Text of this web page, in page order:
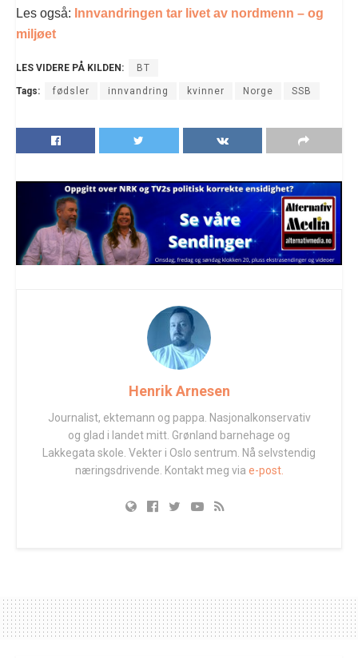
Les også: Innvandringen tar livet av nordmenn – og
miljøet
LES VIDERE PÅ KILDEN: BT
Tags: fødsler innvandring kvinner Norge SSB
Henrik Arnesen
Journalist, ektemann og pappa. Nasjonalkonservativ
og glad i landet mitt. Grønland barnehage og
Lakkegata skole. Vekter i Oslo sentrum. Nå selvstendig
næringsdrivende. Kontakt meg via e-post.